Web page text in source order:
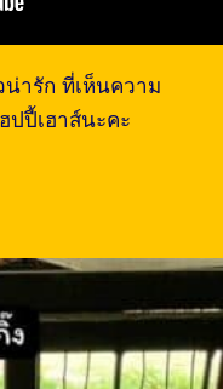
ารัก ที่เห็นความ
ปี้เฮาส์นะคะ